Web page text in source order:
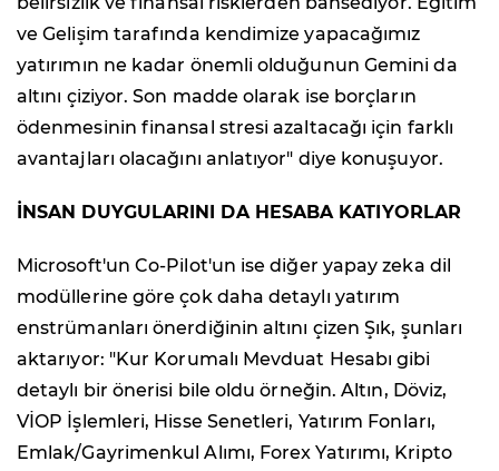
ve Gelişim tarafında kendimize yapacağımız
yatırımın ne kadar önemli olduğunun Gemini da
altını çiziyor. Son madde olarak ise borçların
ödenmesinin finansal stresi azaltacağı için farklı
avantajları olacağını anlatıyor" diye konuşuyor.
İNSAN DUYGULARINI DA HESABA KATIYORLAR
Microsoft'un Co-Pilot'un ise diğer yapay zeka dil
modüllerine göre çok daha detaylı yatırım
enstrümanları önerdiğinin altını çizen Şık, şunları
aktarıyor: "Kur Korumalı Mevduat Hesabı gibi
detaylı bir önerisi bile oldu örneğin. Altın, Döviz,
VİOP İşlemleri, Hisse Senetleri, Yatırım Fonları,
Emlak/Gayrimenkul Alımı, Forex Yatırımı, Kripto